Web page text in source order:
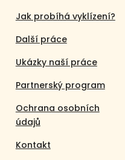
Jak probíhá vyklízení?
Další práce
Ukázky naší práce
Partnerský program
Ochrana osobních
údajů
Kontakt